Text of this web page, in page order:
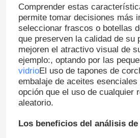
Comprender estas
permite tomar decisiones más
seleccionar frascos o botellas
que preserven la calidad de su
mejoren el atractivo visual de
ejemplo:, optando por las
vidrioEl uso de tapones de
embalaje de aceites
opción que el uso de cualquier
aleatorio.
Los beneficios del análisis